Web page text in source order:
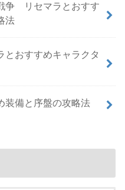
争 リセマラとおすす
法
おすすめキャラクタ
備と序盤の攻略法